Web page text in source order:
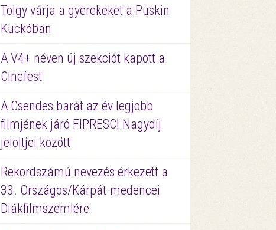
Tölgy várja a gyerekeket a Puskin
Kuckóban
A V4+ néven új szekciót kapott a
Cinefest
A Csendes barát az év legjobb
filmjének járó FIPRESCI Nagydíj
jelöltjei között
Rekordszámú nevezés érkezett a
33. Országos/Kárpát-medencei
Diákfilmszemlére